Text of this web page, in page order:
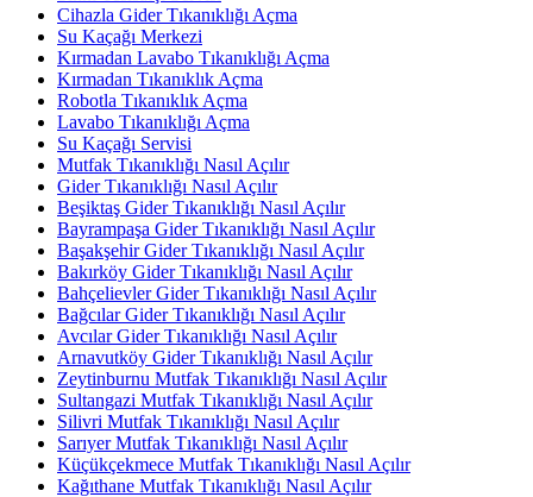
Cihazla Gider Tıkanıklığı Açma
Su Kaçağı Merkezi
Kırmadan Lavabo Tıkanıklığı Açma
Kırmadan Tıkanıklık Açma
Robotla Tıkanıklık Açma
Lavabo Tıkanıklığı Açma
Su Kaçağı Servisi
Mutfak Tıkanıklığı Nasıl Açılır
Gider Tıkanıklığı Nasıl Açılır
Beşiktaş Gider Tıkanıklığı Nasıl Açılır
Bayrampaşa Gider Tıkanıklığı Nasıl Açılır
Başakşehir Gider Tıkanıklığı Nasıl Açılır
Bakırköy Gider Tıkanıklığı Nasıl Açılır
Bahçelievler Gider Tıkanıklığı Nasıl Açılır
Bağcılar Gider Tıkanıklığı Nasıl Açılır
Avcılar Gider Tıkanıklığı Nasıl Açılır
Arnavutköy Gider Tıkanıklığı Nasıl Açılır
Zeytinburnu Mutfak Tıkanıklığı Nasıl Açılır
Sultangazi Mutfak Tıkanıklığı Nasıl Açılır
Silivri Mutfak Tıkanıklığı Nasıl Açılır
Sarıyer Mutfak Tıkanıklığı Nasıl Açılır
Küçükçekmece Mutfak Tıkanıklığı Nasıl Açılır
Kağıthane Mutfak Tıkanıklığı Nasıl Açılır